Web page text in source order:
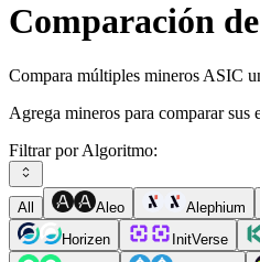
Comparación
Compara múltiples mineros ASIC
Agrega mineros para comparar
Filtrar por Algoritmo:
All Aleo Alephium
Horizen
InitVerse